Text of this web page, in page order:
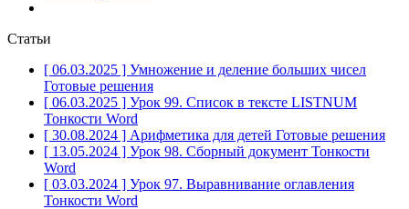
Статьи
[ 06.03.2025 ] Умножение и деление больших чисел
Готовые решения
[ 06.03.2025 ] Урок 99. Список в тексте LISTNUM
Тонкости Word
[ 30.08.2024 ] Арифметика для детей Готовые решения
[ 13.05.2024 ] Урок 98. Сборный документ Тонкости
Word
[ 03.03.2024 ] Урок 97. Выравнивание оглавления
Тонкости Word